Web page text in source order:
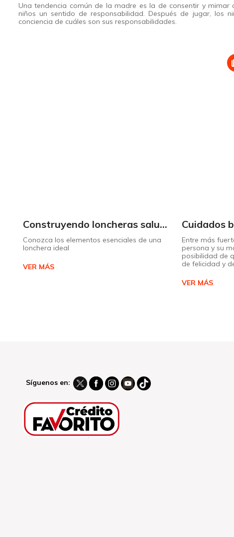
Una tendencia común de la madre es la de consentir y
niños un sentido de responsabilidad. Después de jugar,
conciencia de cuáles son sus responsabilidades.
Construyendo loncheras saludables para un año escolar exitoso
Conozca los elementos esenciales de una
lonchera ideal
VER MÁS
Entre más
persona y su
posibilidad de
de felicidad y
VER MÁS
Síguenos en: